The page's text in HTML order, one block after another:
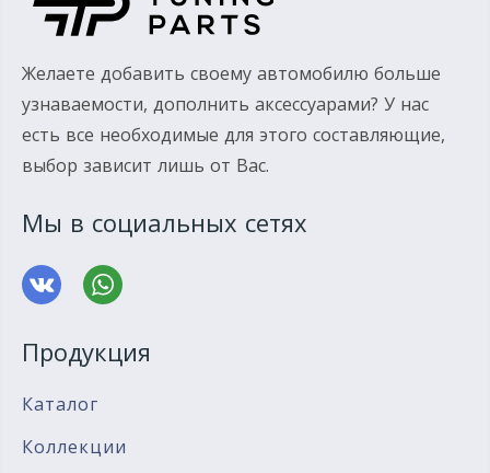
Желаете добавить своему автомобилю больше
узнаваемости, дополнить аксессуарами? У нас
есть все необходимые для этого составляющие,
выбор зависит лишь от Вас.
Мы в социальных сетях
Продукция
Каталог
Коллекции